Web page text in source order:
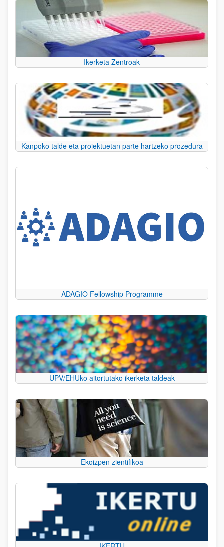
Ikerketa Zentroak
Kanpoko talde eta proiektuetan parte hartzeko prozedura
ADAGIO Fellowship Programme
UPV/EHUko aitortutako ikerketa taldeak
Ekoizpen zientifikoa